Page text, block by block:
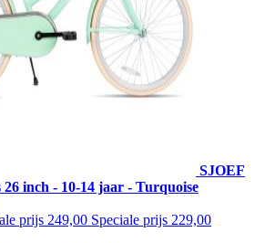
SJOEF
26 inch - 10-14 jaar - Turquoise
prijs 249,00 Speciale prijs 229,00